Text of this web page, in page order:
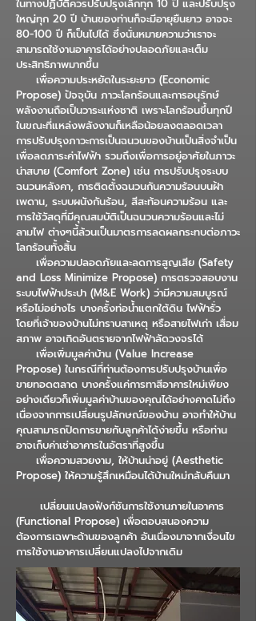
ในทางปฏิบัติควรปรับปรุงเล็กทุก 10 ปี และปรับปรุง
ใหญ่ทุก 20 ปี บ้านของท่านก็จะมีอายุยืนยาว อาจจะ
80-100 ปี ก็เป็นไปได้ ซึ่งนั่นหมายความว่าเราจะ
สามารถใช้งานอาคารได้อย่างปลอดภัยและเต็ม
ประสิทธิภาพมากขึ้น
เพื่อความประหยัดในระยะยาว (Economic
Propose) ปัจจุบัน ภาวะโลกร้อนและการอนุรักษ์
พลังงานถือเป็นวาระแห่งชาติ เพราะโลกร้อนขึ้นทุกปี
ในขณะที่แหล่งพลังงานก็เหลือน้อยลงตลอดเวลา
การปรับปรุงภาวะการเป็นฉนวนของบ้านเป็นสิ่งจำเป็น
เพื่อลดภาระค่าไฟฟ้า รวมถึงเพื่อการอยู่อาศัยในภาวะ
น่าสบาย (Comfort Zone) เช่น การปรับปรุงระบบ
ฉนวนหลังคา, การติดตั้งฉนวนกันความร้อนบนฝ้า
เพดาน, ระบบผนังกันร้อน, สีสะท้อนความร้อน และ
การใช้วัสดุที่มีคุณสมบัติเป็นฉนวนความร้อนและไม่
ลามไฟ ต่างๆนี้ล้วนเป็นมาตรการลดผลกระทบต่อภาวะ
โลกร้อนทั้งสิ้น
เพื่อความปลอดภัยและลดการสูญเสีย (Safety
and Loss Minimize Propose) การตรวจสอบงาน
ระบบไฟฟ้าประปา (M&E Work) ว่ามีความสมบูรณ์
หรือไม่อย่างไร บางครั้งท่อน้ำแตกใต้ดิน ไฟฟ้ารั่ว
โดยที่เจ้าของบ้านไม่ทราบสาเหตุ หรือสายไฟเก่า เสื่อม
สภาพ อาจเกิดอันตรายจากไฟฟ้าลัดวงจรได้
เพื่อเพิ่มมูลค่าบ้าน (Value Increase
Propose) ในกรณีที่ท่านต้องการปรับปรุงบ้านเพื่อ
ขายทอดตลาด บางครั้งแค่การทาสีอาคารใหม่เพียง
อย่างเดียวก็เพิ่มมูลค่าบ้านของคุณได้อย่างคาดไม่ถึง
เนื่องจากการเปลี่ยนรูปลักษณ์ของบ้าน อาจทำให้บ้าน
คุณสามารถปิดการขายกับลูกค้าได้ง่ายขึ้น หรือท่าน
อาจเก็บค่าเช่าอาคารในอัตราที่สูงขึ้น
เพื่อความสวยงาม, ให้บ้านน่าอยู่ (Aesthetic
Propose) ให้ความรู้สึกเหมือนได้บ้านใหม่กลับคืนมา
เปลี่ยนแปลงฟังก์ชันการใช้งานภายในอาคาร
(Functional Propose) เพื่อตอบสนองความ
ต้องการเฉพาะด้านของลูกค้า อันเนื่องมาจากเงื่อนไข
การใช้งานอาคารเปลี่ยนแปลงไปจากเดิม